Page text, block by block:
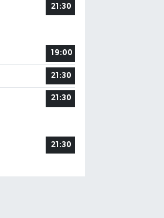
21:30
19:00
21:30
21:30
21:30